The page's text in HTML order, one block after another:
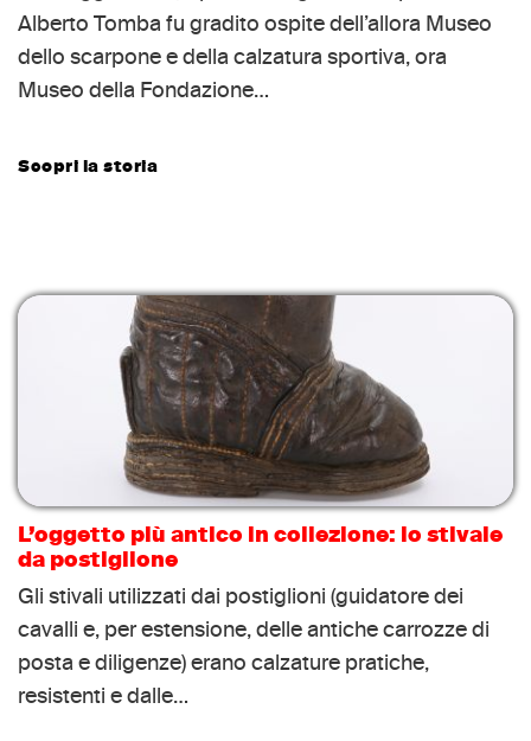
Alberto Tomba fu gradito ospite dell’allora Museo
dello scarpone e della calzatura sportiva, ora
Museo della Fondazione…
Scopri la storia
L’oggetto più antico in collezione: lo stivale
da postiglione
Gli stivali utilizzati dai postiglioni (guidatore dei
cavalli e, per estensione, delle antiche carrozze di
posta e diligenze) erano calzature pratiche,
resistenti e dalle…